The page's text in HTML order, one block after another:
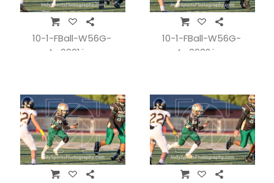
10-1-FBall-W56G-
A_0931.jpg
10-1-FBall-W56G-
A_0932.jpg